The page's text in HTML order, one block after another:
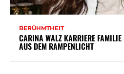
BERÜHMTHEIT
CARINA WALZ KARRIERE FAMILIE
AUS DEM RAMPENLICHT